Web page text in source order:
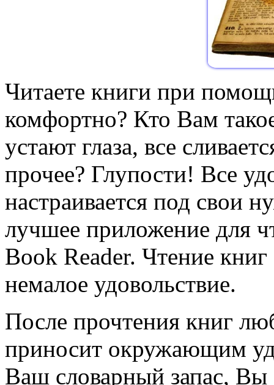
Читаете книги при
комфортно? Кто Вам
устают глаза, все
прочее? Глупости! Все
настраивается под свои
лучшее приложение для
Book Reader. Чтение
немалое удовольствие.
После прочтения книг
приносит окружающим
Ваш словарный запас, Вы